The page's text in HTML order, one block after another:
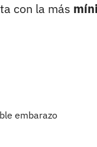
con la más
embarazo